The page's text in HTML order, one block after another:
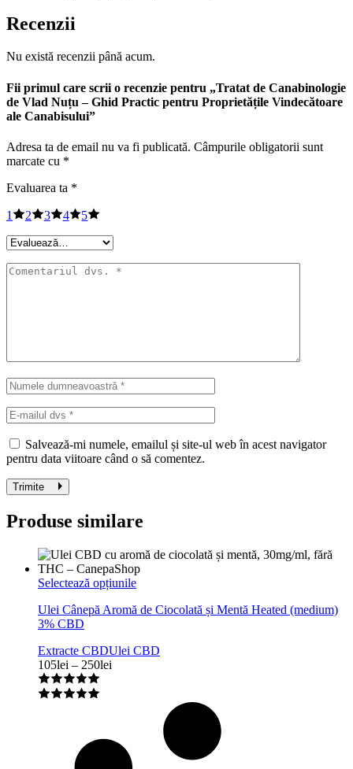
Recenzii
Nu există recenzii până acum.
Fii primul care scrii o recenzie pentru „Tratat de Canabinologie
de Vlad Nuțu – Ghid Practic pentru Proprietățile Vindecătoare
ale Canabisului”
Adresa ta de email nu va fi publicată. Câmpurile obligatorii sunt
marcate cu *
Evaluarea ta *
1 2 3 4 5
Salvează-mi numele, emailul și site-ul web în acest navigator
pentru data viitoare când o să comentez.
Trimite
Produse similare
Selectează opțiunileAcest
are
variații.
pagina
produsului.
Ulei Cânepă Aromă de Ciocolată și Mentă Heated (medium)
3% CBD
Extracte CBDUlei CBD
105lei – 250lei
250lei